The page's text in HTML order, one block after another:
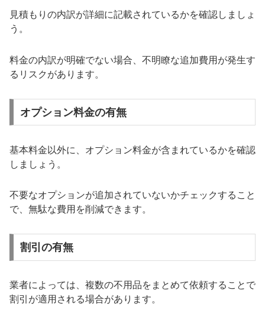
見積もりの内訳が詳細に記載されているかを確認しましょ
う。
料金の内訳が明確でない場合、不明瞭な追加費用が発生す
るリスクがあります。
オプション料金の有無
基本料金以外に、オプション料金が含まれているかを確認
しましょう。
不要なオプションが追加されていないかチェックすること
で、無駄な費用を削減できます。
割引の有無
業者によっては、複数の不用品をまとめて依頼することで
割引が適用される場合があります。